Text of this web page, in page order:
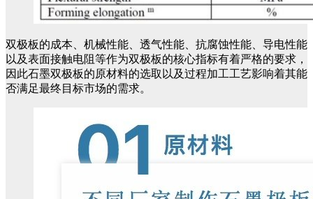
双极板的成本、机械性能、透气性能、抗腐蚀性能、导电性能
以及表面接触电阻等作为双极板的核心指标有着严格的要求，
因此石墨双极板的原材料的选取以及过程加工工艺影响着其能
否满足最终目标市场的需求。